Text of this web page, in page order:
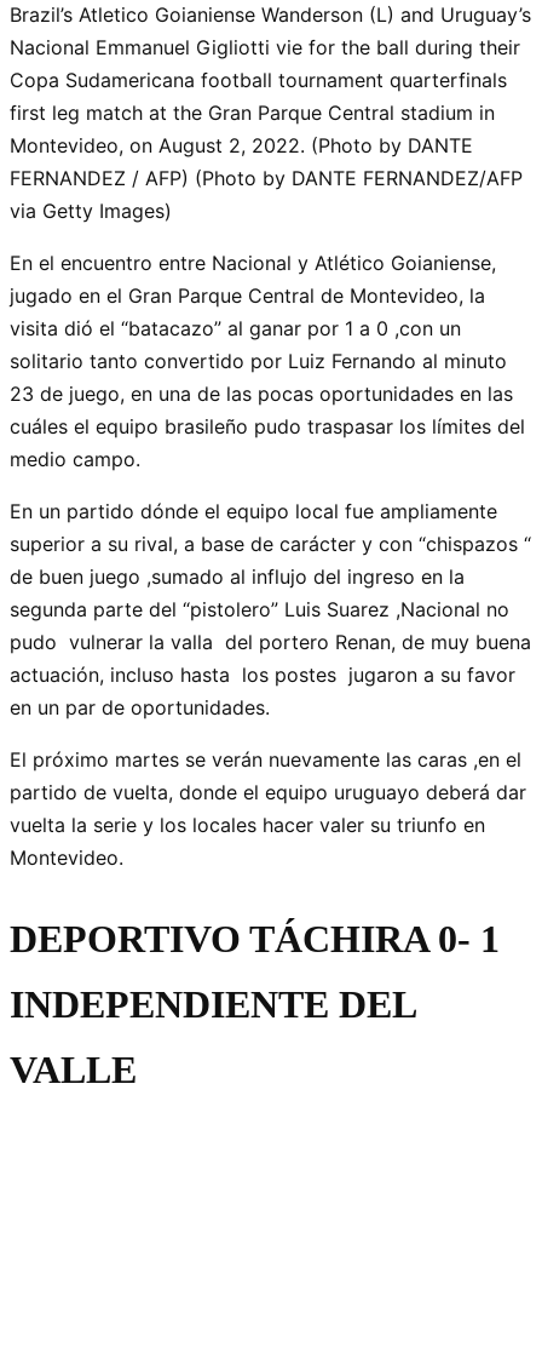
Brazil’s Atletico Goianiense Wanderson (L) and Uruguay’s
Nacional Emmanuel Gigliotti vie for the ball during their
Copa Sudamericana football tournament quarterfinals
first leg match at the Gran Parque Central stadium in
Montevideo, on August 2, 2022. (Photo by DANTE
FERNANDEZ / AFP) (Photo by DANTE FERNANDEZ/AFP
via Getty Images)
En el encuentro entre Nacional y Atlético Goianiense,
jugado en el Gran Parque Central de Montevideo, la
visita dió el “batacazo” al ganar por 1 a 0 ,con un
solitario tanto convertido por Luiz Fernando al minuto
23 de juego, en una de las pocas oportunidades en las
cuáles el equipo brasileño pudo traspasar los límites del
medio campo.
En un partido dónde el equipo local fue ampliamente
superior a su rival, a base de carácter y con “chispazos “
de buen juego ,sumado al influjo del ingreso en la
segunda parte del “pistolero” Luis Suarez ,Nacional no
pudo vulnerar la valla del portero Renan, de muy buena
actuación, incluso hasta los postes jugaron a su favor
en un par de oportunidades.
El próximo martes se verán nuevamente las caras ,en el
partido de vuelta, donde el equipo uruguayo deberá dar
vuelta la serie y los locales hacer valer su triunfo en
Montevideo.
DEPORTIVO TÁCHIRA 0- 1
INDEPENDIENTE DEL
VALLE